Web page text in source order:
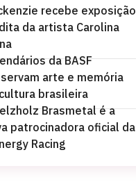
recebe exposição
da artista Carolina
da BASF
arte e memória
brasileira
Brasmetal é a
patrocinadora oficial da
Racing